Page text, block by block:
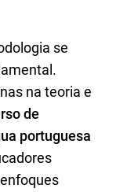
se
na teoria e
de
portuguesa